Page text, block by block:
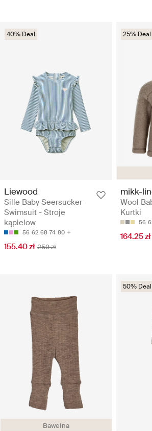
40% Deal
Liewood
Sille Baby Seersucker
Swimsuit - Stroje
kąpielow
56 62 68 74 80
155.40 zł 259 zł
25% Deal
mikk-
Wool
Kurtki
56
164.25 zł
Bawełna
50% Deal